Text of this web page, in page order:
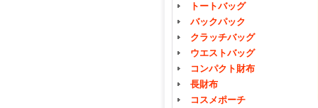
トートバッグ
バックパック
クラッチバッグ
ウエストバッグ
コンパクト財布
長財布
コスメポーチ